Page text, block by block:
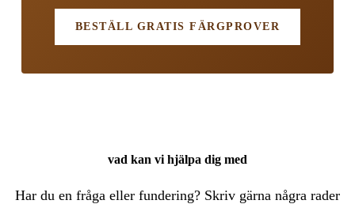
BESTÄLL GRATIS FÄRGPROVER
vad kan vi hjälpa dig med
Har du en fråga eller fundering? Skriv gärna några rader